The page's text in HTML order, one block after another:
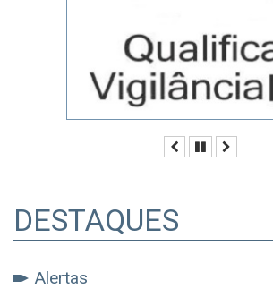
AnteriorPausar
DESTAQUES
Alertas